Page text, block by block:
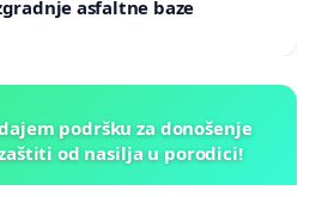
asfaltne baze
podršku za donošenje
od nasilja u porodici!